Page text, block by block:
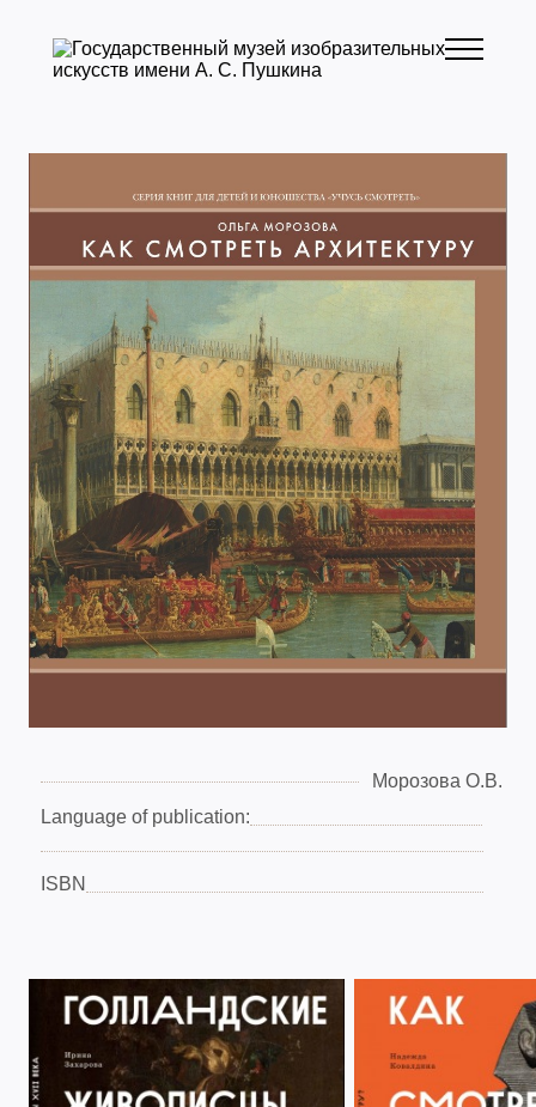
Морозова О.В.
Language of publication:
ISBN